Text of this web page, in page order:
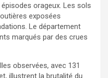
orageux. Les sols
exposées
Le département
marqués par des crues
observées, avec 131
illustrent la brutalité du